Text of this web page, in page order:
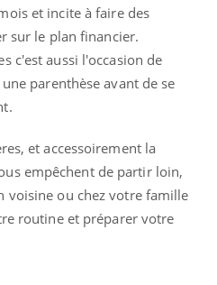
et incite à faire des
sur le plan financier.
c'est aussi l'occasion de
parenthèse avant de se
et accessoirement la
empêchent de partir loin,
voisine ou chez votre famille
routine et préparer votre